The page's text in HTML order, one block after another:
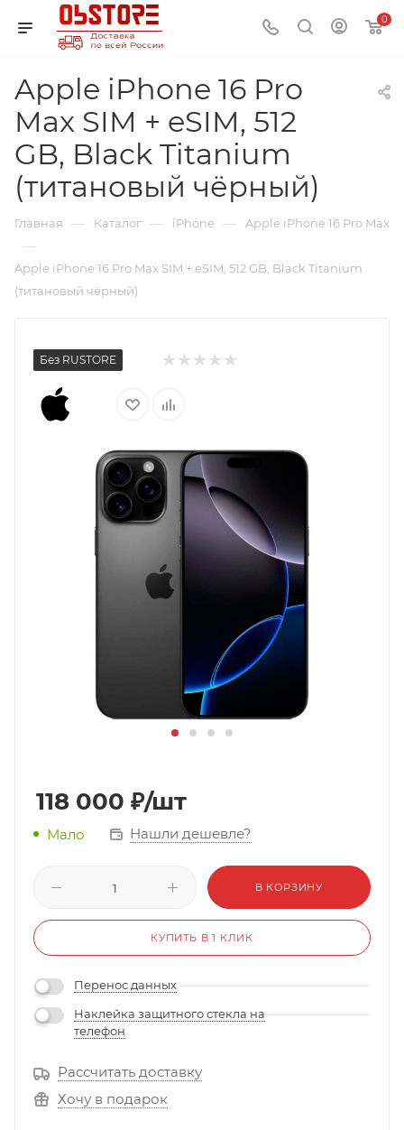
0
Apple iPhone 16 Pro
Max SIM + eSIM, 512
GB, Black Titanium
(титановый чёрный)
Главная — Каталог — iPhone — Apple iPhone 16 Pro Max
—
Apple iPhone 16 Pro Max SIM + eSIM, 512 GB, Black Titanium
(титановый чёрный)
Без RUSTORE
118 000 ₽/шт
Мало Нашли дешевле?
В КОРЗИНУ
КУПИТЬ В 1 КЛИК
Перенос данных
Наклейка защитного стекла на
телефон
Рассчитать доставку
Хочу в подарок